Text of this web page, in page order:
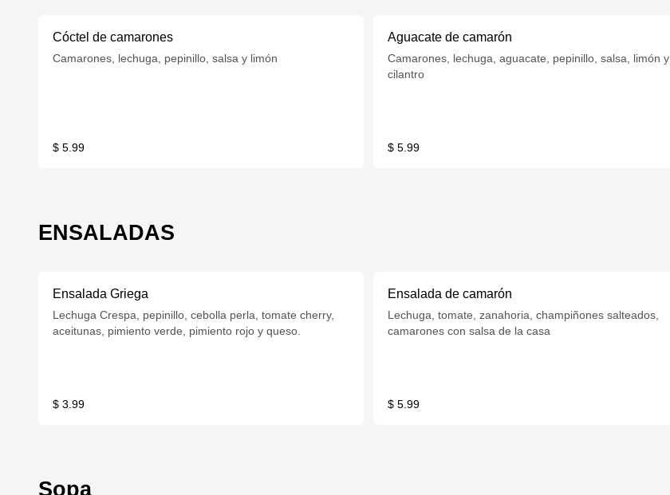
Cóctel de camarones
Camarones, lechuga, pepinillo, salsa y limón
$ 5.99
Aguacate de camarón
Camarones, lechuga, aguacate, pepinillo, salsa, limón y
cilantro
$ 5.99
ENSALADAS
Ensalada Griega
Lechuga Crespa, pepinillo, cebolla perla, tomate cherry,
aceitunas, pimiento verde, pimiento rojo y queso.
$ 3.99
Ensalada de camarón
Lechuga, tomate, zanahoria, champiñones salteados,
camarones con salsa de la casa
$ 5.99
Sopa